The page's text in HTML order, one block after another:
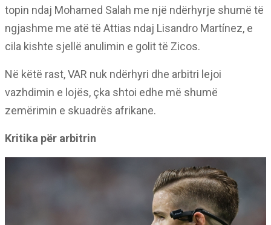
topin ndaj Mohamed Salah me një ndërhyrje shumë të
ngjashme me atë të Attias ndaj Lisandro Martínez, e
cila kishte sjellë anulimin e golit të Zicos.
Në këtë rast, VAR nuk ndërhyri dhe arbitri lejoi
vazhdimin e lojës, çka shtoi edhe më shumë
zemërimin e skuadrës afrikane.
Kritika për arbitrin